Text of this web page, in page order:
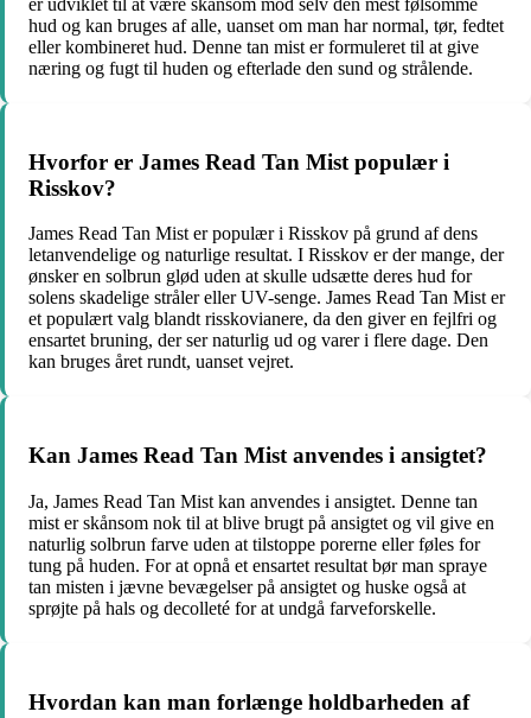
er udviklet til at være skånsom mod selv den mest følsomme
hud og kan bruges af alle, uanset om man har normal, tør, fedtet
eller kombineret hud. Denne tan mist er formuleret til at give
næring og fugt til huden og efterlade den sund og strålende.
Hvorfor er James Read Tan Mist populær i
Risskov?
James Read Tan Mist er populær i Risskov på grund af dens
letanvendelige og naturlige resultat. I Risskov er der mange, der
ønsker en solbrun glød uden at skulle udsætte deres hud for
solens skadelige stråler eller UV-senge. James Read Tan Mist er
et populært valg blandt risskovianere, da den giver en fejlfri og
ensartet bruning, der ser naturlig ud og varer i flere dage. Den
kan bruges året rundt, uanset vejret.
Kan James Read Tan Mist anvendes i ansigtet?
Ja, James Read Tan Mist kan anvendes i ansigtet. Denne tan
mist er skånsom nok til at blive brugt på ansigtet og vil give en
naturlig solbrun farve uden at tilstoppe porerne eller føles for
tung på huden. For at opnå et ensartet resultat bør man spraye
tan misten i jævne bevægelser på ansigtet og huske også at
sprøjte på hals og decolleté for at undgå farveforskelle.
Hvordan kan man forlænge holdbarheden af